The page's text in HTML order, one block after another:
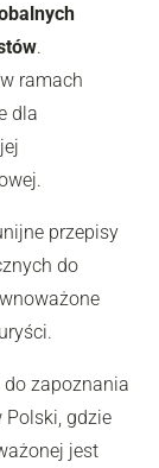
.
ramach
dla
przepisy
do
zapoznania
gdzie
jest